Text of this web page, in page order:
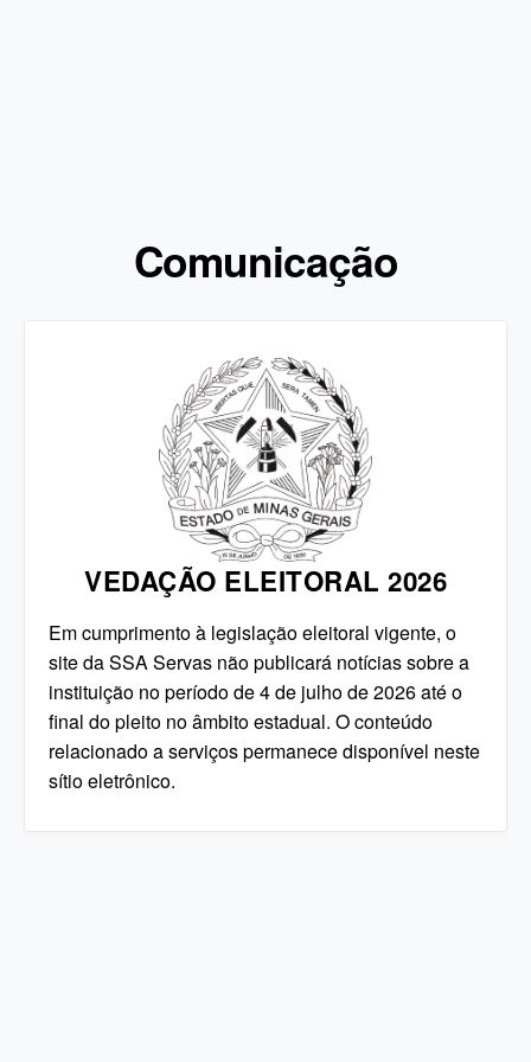
Comunicação
VEDAÇÃO ELEITORAL 2026
Em cumprimento à legislação eleitoral vigente, o
site da SSA Servas não publicará notícias sobre a
instituição no período de 4 de julho de 2026 até o
final do pleito no âmbito estadual. O conteúdo
relacionado a serviços permanece disponível neste
sítio eletrônico.